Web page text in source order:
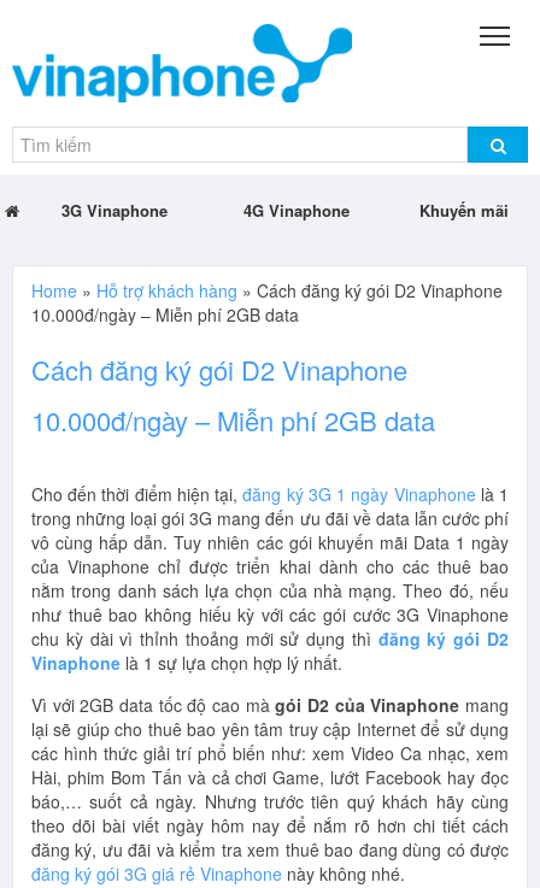
3G Vinaphone 4G Vinaphone Khuyến mãi
Home » Hỗ trợ khách hàng » Cách đăng ký gói D2 Vinaphone
10.000đ/ngày – Miễn phí 2GB data
Cách đăng ký gói D2 Vinaphone
10.000đ/ngày – Miễn phí 2GB data
Cho đến thời điểm hiện tại,đăng ký 3G 1 ngày Vinaphonelà 1
trong những loại gói 3G mang đến ưu đãi về data lẫn cước phí
vô cùng hấp dẫn. Tuy nhiên các gói khuyến mãi Data 1 ngày
của Vinaphone chỉ được triển khai dành cho các thuê bao
nằm trong danh sách lựa chọn của nhà mạng. Theo đó, nếu
như thuê bao không hiếu kỳ với các gói cước 3G Vinaphone
chu kỳ dài vì thỉnh thoảng mới sử dụng thì đăng ký gói D2
Vinaphone là 1 sự lựa chọn hợp lý nhất.
Vì với 2GB data tốc độ cao màgói D2 của Vinaphone mang
lại sẽ giúp cho thuê bao yên tâm truy cập Internet để sử dụng
các hình thức giải trí phổ biến như: xem Video Ca nhạc, xem
Hài, phim Bom Tấn và cả chơi Game, lướt Facebook hay đọc
báo,… suốt cả ngày. Nhưng trước tiên quý khách hãy cùng
theo dõi bài viết ngày hôm nay để nắm rõ hơn chi tiết cách
đăng ký, ưu đãi và kiểm tra xem thuê bao đang dùng có được
đăng ký gói 3G giá rẻ Vinaphone này không nhé.